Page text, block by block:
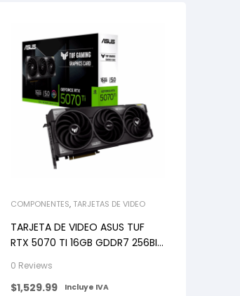
COMPONENTES, TARJETAS DE VIDEO
TARJETA DE VIDEO ASUS TUF
RTX 5070 TI 16GB GDDR7 256BIT
0 Reviews
$1,529.99 Incluye IVA